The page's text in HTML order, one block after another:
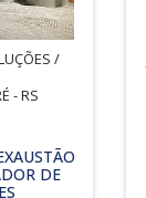
/
- RS
DE